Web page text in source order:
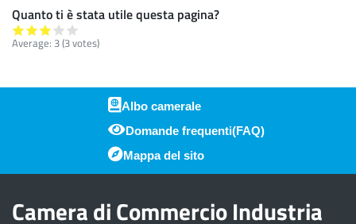
Quanto ti è stata utile questa pagina?
Average: 3(3votes)
Piè di pagina
Albo camerale
Domande frequenti(FAQ)
Mappa del sito
Camera di Commercio Industria